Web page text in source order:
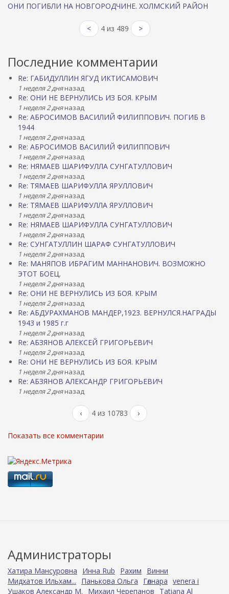
ОНИ ПОГИБЛИ НА НОВГОРОДЧИНЕ. ХОЛМСКИЙ РАЙОН
< 4 из 489 >
Последние комментарии
Re: ГАБИДУЛЛИН ЯГУД ИКТИСАМОВИЧ
1 неделя 2 дняназад
Re: ОНИ НЕ ВЕРНУЛИСЬ ИЗ БОЯ. КРЫМ
1 неделя 2 дняназад
Re: АБРОСИМОВ ВАСИЛИЙ ФИЛИППОВИЧ. ПОГИБ В
1944
1 неделя 2 дняназад
Re: АБРОСИМОВ ВАСИЛИЙ ФИЛИППОВИЧ
1 неделя 2 дняназад
Re: НЯМАЕВ ШАРИФУЛЛА СУНГАТУЛЛОВИЧ
1 неделя 2 дняназад
Re: ТЯМАЕВ ШАРИФУЛЛА ЯРУЛЛОВИЧ
1 неделя 2 дняназад
Re: ТЯМАЕВ ШАРИФУЛЛА ЯРУЛЛОВИЧ
1 неделя 2 дняназад
Re: НЯМАЕВ ШАРИФУЛЛА СУНГАТУЛЛОВИЧ
1 неделя 2 дняназад
Re: СУНГАТУЛЛИН ШАРАФ СУНГАТУЛЛОВИЧ
1 неделя 2 дняназад
Re: МАНЯПОВ ИБРАГИМ МАННАНОВИЧ. ВОЗМОЖНО
ЭТОТ БОЕЦ.
1 неделя 2 дняназад
Re: ОНИ НЕ ВЕРНУЛИСЬ ИЗ БОЯ. КРЫМ
1 неделя 2 дняназад
Re: АБДУРАХМАНОВ МАНДЕР,1923. ВЕРНУЛСЯ.НАГРАДЫ
1943 и 1985 г.г
1 неделя 2 дняназад
Re: АБЗЯНОВ АЛЕКСЕЙ ГРИГОРЬЕВИЧ
1 неделя 2 дняназад
Re: ОНИ НЕ ВЕРНУЛИСЬ ИЗ БОЯ. КРЫМ
1 неделя 2 дняназад
Re: АБЗЯНОВ АЛЕКСАНДР ГРИГОРЬЕВИЧ
1 неделя 2 дняназад
‹ 4 из 10783 ›
Показать все комментарии
Администраторы
Хатира Мансуровна Инна Rub Рахим
Винни
Мидхатов Ильхам...
Панькова Ольга Гөлнара venera i
Ушаков Александр М.
Михаил Черепанов Tatiana Al